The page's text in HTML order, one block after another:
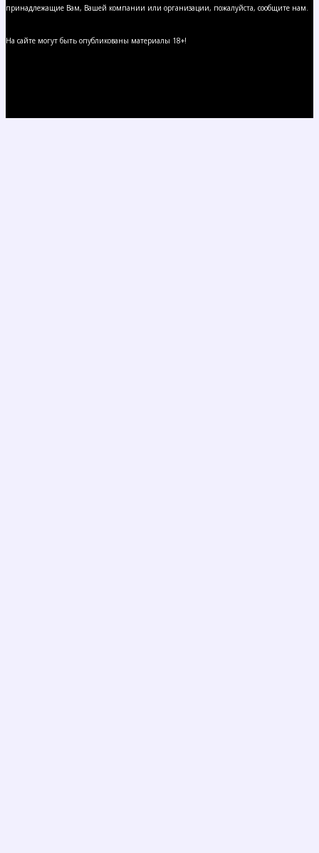
принадлежащие Вам, Вашей компании или организации, пожалуйста, сообщите нам.
На сайте могут быть опубликованы материалы 18+!